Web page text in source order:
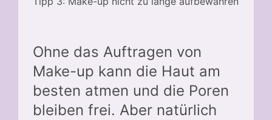
Ohne das Auftragen von
Make-up kann die Haut am
besten atmen und die Poren
bleiben frei. Aber natürlich